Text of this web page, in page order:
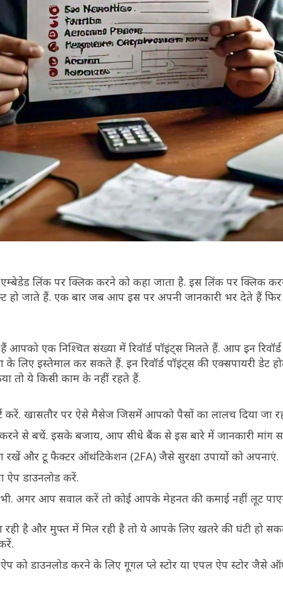
एम्बेडेड लिंक पर क्लिक करने को कहा जाता है. इस लिंक पर क्लिक
हो जाते हैं. एक बार जब आप इस पर अपनी जानकारी भर देते हैं
आपको एक निश्चित संख्या में रिवॉर्ड पॉइंट्स मिलते हैं. आप इन
के लिए इस्तेमाल कर सकते हैं. इन रिवॉर्ड पॉइंट्स की एक्सपायरी डेट
तो ये किसी काम के नहीं रहते हैं.
करें. खासतौर पर ऐसे मैसेज जिसमें आपको पैसों का लालच दिया जा
से बचें. इसके बजाय, आप सीधे बैंक से इस बारे में जानकारी मांग
रखें और टू फैक्टर ऑथंटिकेशन (2FA) जैसे सुरक्षा उपायों को अपनाएं.
ऐप डाउनलोड करें.
अगर आप सवाल करें तो कोई आपके मेहनत की कमाई नहीं लूट
है और मुफ्त में मिल रही है तो ये आपके लिए खतरे की घंटी हो
को डाउनलोड करने के लिए गूगल प्ले स्टोर या एपल ऐप स्टोर जैसे